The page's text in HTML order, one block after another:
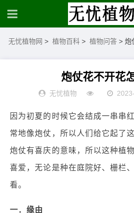
无忧植物网 > 植物百科 > 植物问答 > 炮
炮仗花不开花
无忧植物
因为初夏的时候它会结成一串串
常地像炮仗，所以人们给它起了
炮仗有喜庆的意味，所以这种植
喜爱，无论是种在庭院好、栅栏
看。
一．缘由